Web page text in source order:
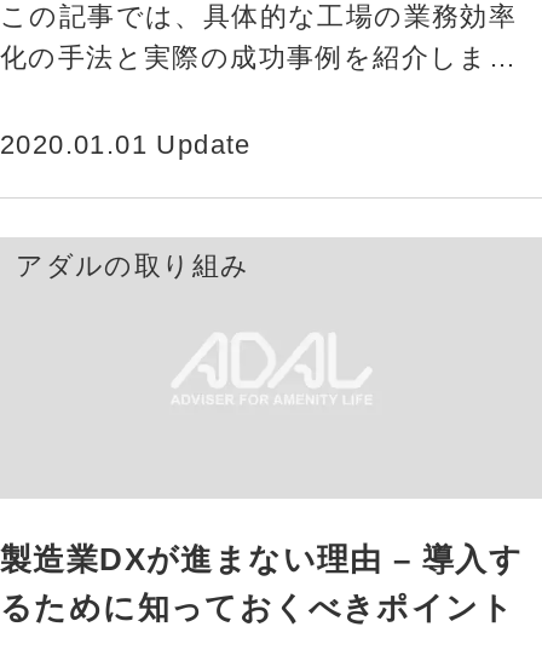
この記事では、具体的な工場の業務効率
化の手法と実際の成功事例を紹介しま
ら、小さな改善を積み重ねる意義まで、
2020.01.01 Update
アダルの取り組み
製造業DXが進まない理由 – 導入す
るために知っておくべきポイント